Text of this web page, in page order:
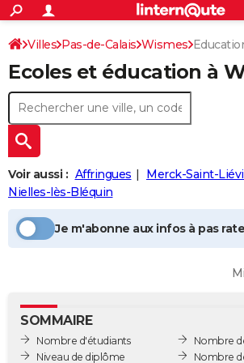
ACTUALITÉS
Politique
Société
Faits Divers
Education
Monde
Villes
+
SPORT
Coupe du monde 2026
Football
Tennis
Cyclisme
Rugby
Forum
Programme TV
TNTStreaming
Cinéma
Sorties cinéma
Musique
Retraite
Impôts
Epargne
Immobilier
Risques naturels par ville
Banque
Assurance
Crédit
AUTO
Essais
Réserver un essai
Citadines
Berlines
SUV
Forum auto
+
Mobiles
Meilleur smartphone
Internet
Ordinateurs
Jeux vidéo
Guide high-tech
+BRICOLAGE
Forum
Aménagement intérieur
Extérieur
Cuisine
Salle de bains
Jardinage
Rangement
+WEEK-END
Art de vivre
Bien-être
Loisirs
Mode
Modes de vie
SANTE
Alimentation
Guide de la santé
Maladies
Médicaments
Sommeil
VOYAGE
S'inscrire
Connexion
Villes Pas-de-Calais Wismes
Ecoles et éducation à
Voir aussi : Affringues Merck-Saint-
Nielles-lès-Bléquin
Je m'abonne aux infos à pas
SOMMAIRE
Nombre d'étudiants
Niveau de diplôme
Nombre
Nombre